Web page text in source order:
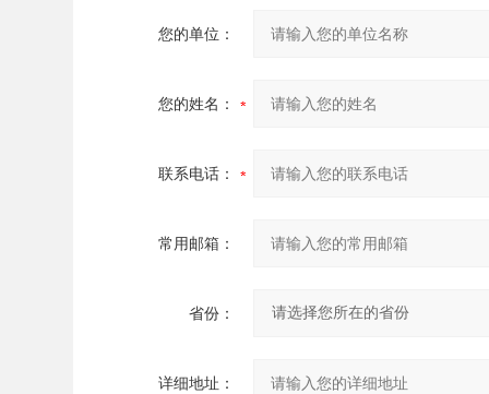
您的单位：
您的姓名：
联系电话：
常用邮箱：
省份：
详细地址：